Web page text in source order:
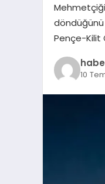
döndüğünü
Pençe-Kilit
10